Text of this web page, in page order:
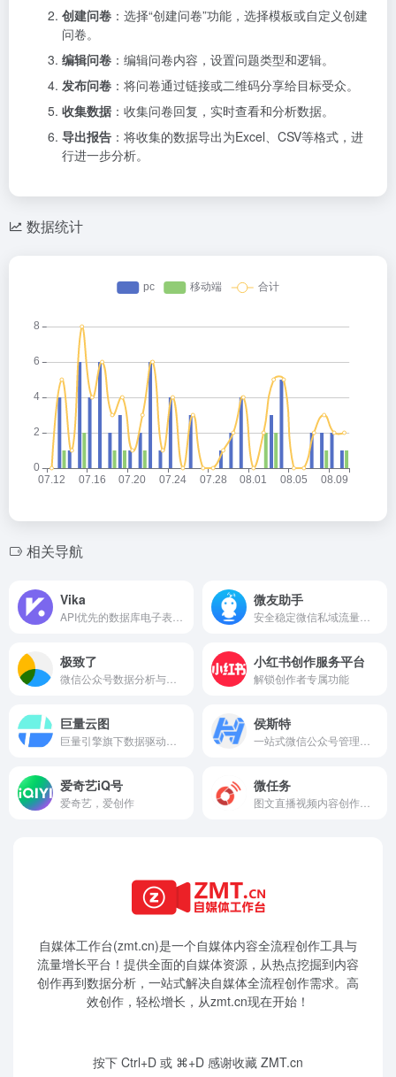
创建问卷 ：选择“创建问卷”功能，选择模板或自定义创建
问卷。
编辑问卷 ：编辑问卷内容，设置问题类型和逻辑。
发布问卷 ：将问卷通过链接或二维码分享给目标受众。
收集数据 ：收集问卷回复，实时查看和分析数据。
导出报告 ：将收集的数据导出为Excel、CSV等格式，进
行进一步分析。
数据统计
相关导航
Vika 微友助手
极致了 小红书创作服务平台
解锁创作者专属功能
巨量云图 侯斯特
爱奇艺iQ号
爱奇艺，爱创作
微任务
自媒体工作台(zmt.cn)是一个自媒体内容全流程创作工具与
流量增长平台！提供全面的自媒体资源，从热点挖掘到内容
创作再到数据分析，一站式解决自媒体全流程创作需求。高
效创作，轻松增长，从zmt.cn现在开始！
按下 Ctrl+D 或 ⌘+D 感谢收藏 ZMT.cn